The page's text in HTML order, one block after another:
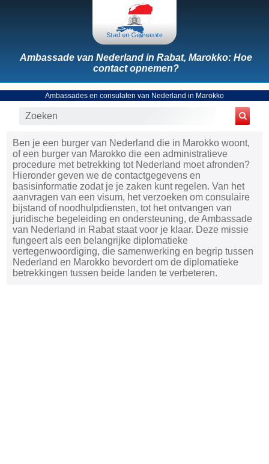
Ambassade van Nederland in Rabat, Marokko: Hoe
contact opnemen?
Ambassades en consulaten van Nederland in Marokko
Ben je een burger van Nederland die in Marokko woont,
of een burger van Marokko die een administratieve
procedure met betrekking tot Nederland moet afronden?
Hieronder geven we de contactgegevens en
basisinformatie zodat je je zaken kunt regelen. Van het
aanvragen van een visum, het verzoeken om consulaire
bijstand of noodhulpdiensten, tot het ontvangen van
juridische begeleiding en ondersteuning, de Ambassade
van Nederland in Rabat staat voor je klaar. Deze missie
fungeert als een belangrijke diplomatieke
vertegenwoordiging, die samenwerking en begrip tussen
Nederland en Marokko bevordert om de diplomatieke
betrekkingen tussen beide landen te verbeteren.